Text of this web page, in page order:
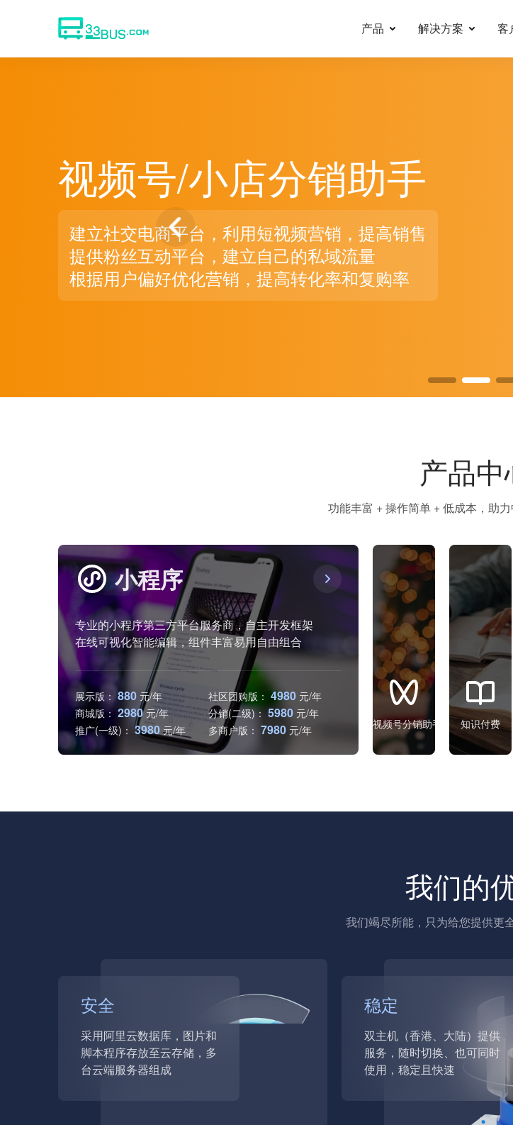
产品 解决方案 客
视频号/小店分销助手
建立社交电商平台，利用短视频营销，提高销售
提供粉丝互动平台，建立自己的私域流量
根据用户偏好优化营销，提高转化率和复购率
产品
功能丰富 + 操作简单 + 低成本，助
小程序
专业的小程序第三方平台服务商，自主开发框架
在线可视化智能编辑，组件丰富易用自由组合
展示版： 880
商城版： 2980
推广(一级)： 3980
社区团购版： 4980
分销(二级)： 5980
多商户版： 7980 视频号分销助手
视频号分销助手
销，让小
和提升销
助力
铺推
标准版： 1980
知识付费
知识付费
升级
企业
微信
营销
能
力，
实现
私域
精准
加速
获得
更多
机会
公
运营
角度
实战
出发
解决
粉丝
增
长、
留
三大
免费版
我们的
我们竭尽所能，只为给您提供更
安全
采用阿里云数据库，图片和
脚本程序存放至云存储，多
台云端服务器组成
稳定
双主机（香港、大陆）提供
服务，随时切换、也可同时
使用，稳定且快速